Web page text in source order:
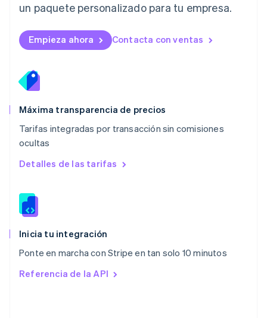
un paquete personalizado para tu empresa.
Empieza ahora Contacta con ventas
Máxima transparencia de precios
Tarifas integradas por transacción sin comisiones
ocultas
Detalles de las tarifas
Inicia tu integración
Ponte en marcha con Stripe en tan solo 10 minutos
Referencia de la API
English简体中文
English
México
Noruega
English
English
NederlandsEnglish
Polonia
English
RAE de Hong Kong, China
Reino Unido
English
English
English